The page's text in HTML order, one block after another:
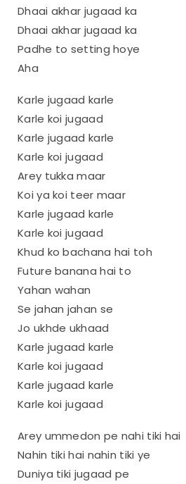
Dhaai akhar jugaad ka
Dhaai akhar jugaad ka
Padhe to setting hoye
Aha
Karle jugaad karle
Karle koi jugaad
Karle jugaad karle
Karle koi jugaad
Arey tukka maar
Koi ya koi teer maar
Karle jugaad karle
Karle koi jugaad
Khud ko bachana hai toh
Future banana hai to
Yahan wahan
Se jahan jahan se
Jo ukhde ukhaad
Karle jugaad karle
Karle koi jugaad
Karle jugaad karle
Karle koi jugaad
Arey ummedon pe nahi tiki hai
Nahin tiki hai nahin tiki ye
Duniya tiki jugaad pe